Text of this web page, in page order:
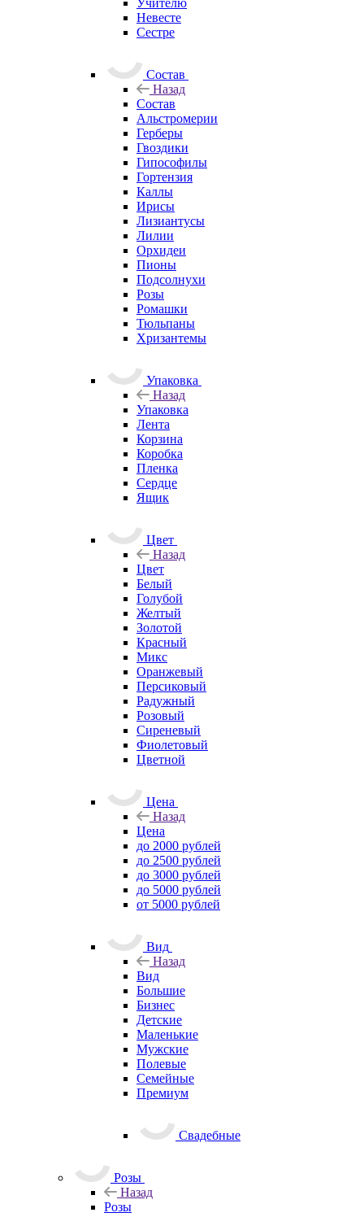
Учителю
Невесте
Сестре
Состав
Назад
Состав
Альстромерии
Герберы
Гвоздики
Гипософилы
Гортензия
Каллы
Ирисы
Лизиантусы
Лилии
Орхидеи
Пионы
Подсолнухи
Розы
Ромашки
Тюльпаны
Хризантемы
Упаковка
Назад
Упаковка
Лента
Корзина
Коробка
Пленка
Сердце
Ящик
Цвет
Назад
Цвет
Белый
Голубой
Желтый
Золотой
Красный
Микс
Оранжевый
Персиковый
Радужный
Розовый
Сиреневый
Фиолетовый
Цветной
Цена
Назад
Цена
до 2000 рублей
до 2500 рублей
до 3000 рублей
до 5000 рублей
от 5000 рублей
Вид
Назад
Вид
Большие
Бизнес
Детские
Маленькие
Мужские
Полевые
Семейные
Премиум
Свадебные
Розы
Назад
Розы